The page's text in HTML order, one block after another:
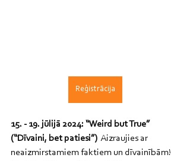
Reģistrācija
15. - 19. jūlijā 2024: “Weird but True”
(“Dīvaini, bet patiesi”) Aizraujies ar
neaizmirstamiem faktiem un dīvainībām!